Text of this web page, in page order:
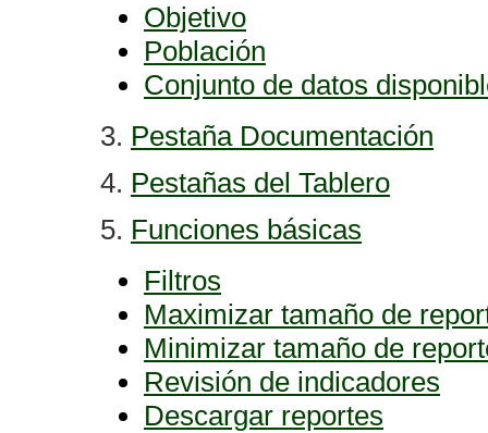
Objetivo
Población
Conjunto de datos
3. Pestaña Documentación
4. Pestañas del Tablero
5. Funciones básicas
Filtros
Maximizar tamaño de
Minimizar tamaño de
Revisión de indicadores
Descargar reportes